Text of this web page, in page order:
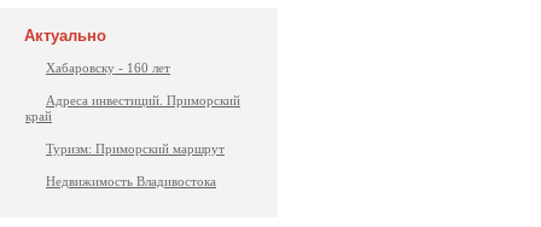
Актуально
Хабаровску - 160 лет
Адреса инвестиций. Приморский
край
Туризм: Приморский маршрут
Недвижимость Владивостока